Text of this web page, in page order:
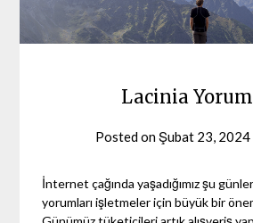
Lacinia
Posted onŞubat 23, 2024
İnternet çağında yaşadığımız şu
yorumları işletmeler için büyük bir